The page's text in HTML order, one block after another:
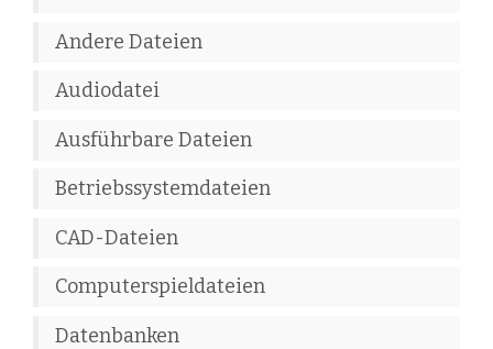
Andere Dateien
Audiodatei
Ausführbare Dateien
Betriebssystemdateien
CAD-Dateien
Computerspieldateien
Datenbanken